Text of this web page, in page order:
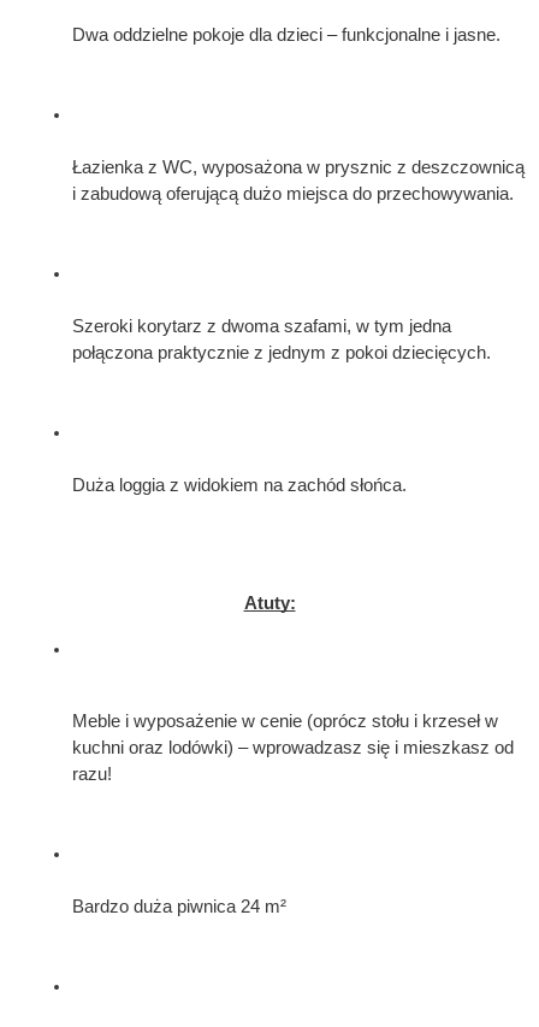
Dwa oddzielne pokoje dla dzieci – funkcjonalne i jasne.
Łazienka z WC, wyposażona w prysznic z deszczownicą
i zabudową oferującą dużo miejsca do przechowywania.
Szeroki korytarz z dwoma szafami, w tym jedna
połączona praktycznie z jednym z pokoi dziecięcych.
Duża loggia z widokiem na zachód słońca.
Atuty:
Meble i wyposażenie w cenie (oprócz stołu i krzeseł w
kuchni oraz lodówki) – wprowadzasz się i mieszkasz od
razu!
Bardzo duża piwnica 24 m²